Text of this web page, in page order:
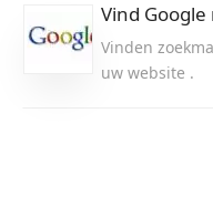
Vind
Vinden
uw website .